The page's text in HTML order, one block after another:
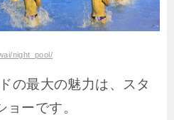
night_pool/
の最大の魅力は、スタ
ーです。